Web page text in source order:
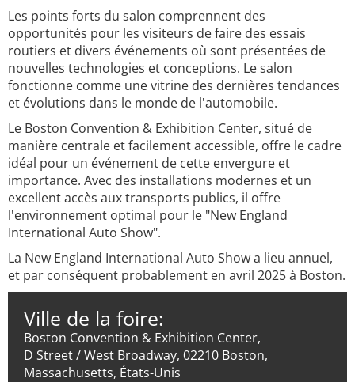
Les points forts du salon comprennent des
opportunités pour les visiteurs de faire des essais
routiers et divers événements où sont présentées de
nouvelles technologies et conceptions. Le salon
fonctionne comme une vitrine des dernières tendances
et évolutions dans le monde de l'automobile.
Le Boston Convention & Exhibition Center, situé de
manière centrale et facilement accessible, offre le cadre
idéal pour un événement de cette envergure et
importance. Avec des installations modernes et un
excellent accès aux transports publics, il offre
l'environnement optimal pour le "New England
International Auto Show".
La New England International Auto Show a lieu annuel,
et par conséquent probablement en avril 2025 à Boston.
Ville de la foire:
Boston Convention & Exhibition Center,
D Street / West Broadway, 02210 Boston,
Massachusetts, États-Unis